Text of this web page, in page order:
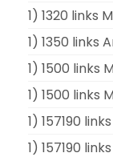
1) 1320 links
1) 1350 links
1) 1500 links
1) 1500 links
1) 157190
1) 157190